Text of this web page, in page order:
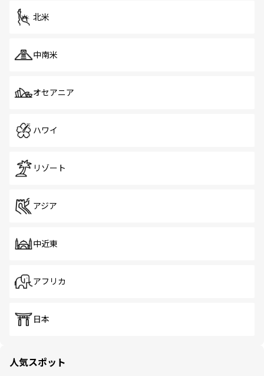
北米
中南米
オセアニア
ハワイ
リゾート
アジア
中近東
アフリカ
日本
人気スポット